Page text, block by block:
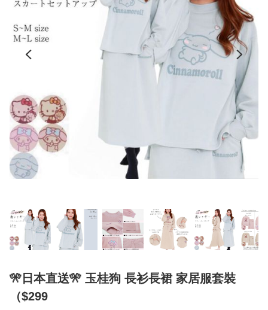
🎌日本直送🎌 玉桂狗 長衫長裙 家居服套裝
（$299